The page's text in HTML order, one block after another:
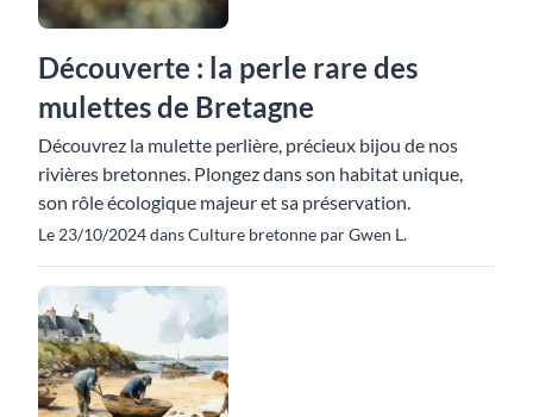
Découverte : la perle rare des
mulettes de Bretagne
Découvrez la mulette perlière, précieux bijou de nos
rivières bretonnes. Plongez dans son habitat unique,
son rôle écologique majeur et sa préservation.
Le 23/10/2024 dans Culture bretonne par Gwen L.